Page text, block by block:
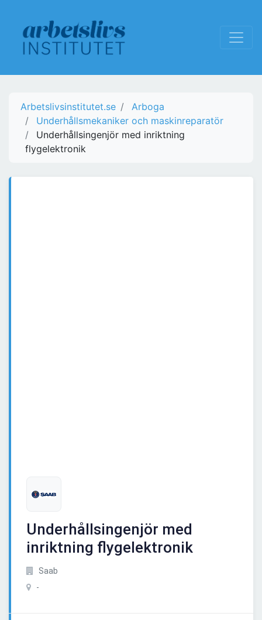
Arbetslivsinstitutet.se
Arboga
Underhållsmekaniker och maskinreparatör
Underhållsingenjör med inriktning
flygelektronik
Underhållsingenjör med
inriktning flygelektronik
Saab
-